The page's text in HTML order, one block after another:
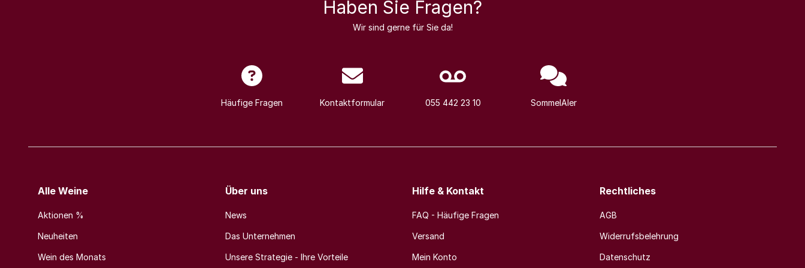
Haben Sie Fragen?
Wir sind gerne für Sie da!
Häufige Fragen Kontaktformular 055 442 23 10 SommelAIer
Alle Weine
Aktionen %
Neuheiten
Wein des Monats
Über uns
News
Das Unternehmen
Unsere Strategie - Ihre Vorteile
Hilfe & Kontakt
FAQ - Häufige Fragen
Versand
Mein Konto
Rechtliches
AGB
Widerrufsbelehrung
Datenschutz